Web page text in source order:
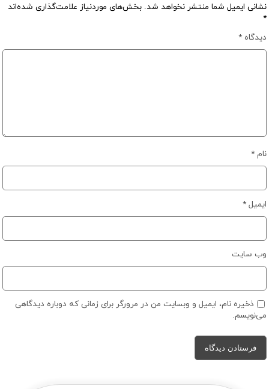
نشانی ایمیل شما منتشر نخواهد شد. بخش‌های موردنیاز علامت‌گذاری شده‌اند
*
دیدگاه*
نام*
ایمیل*
وب‌ سایت
ذخیره نام، ایمیل و وبسایت من در مرورگر برای زمانی که دوباره دیدگاهی
می‌نویسم.